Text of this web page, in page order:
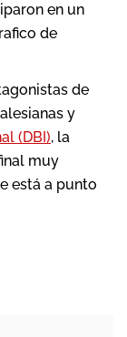
en un
de
de
y
(DBI), la
muy
está a punto